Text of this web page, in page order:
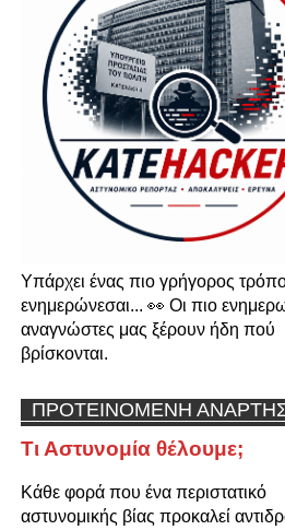
Υπάρχει ένας πιο γρήγορος
ενημερώνεσαι... 👀 Οι πιο
αναγνώστες μας ξέρουν ήδη πού
βρίσκονται.
ΠΡΟΤΕΙΝΟΜΕΝΗ
Τι Αστυνομία θέλουμε;
Κάθε φορά που ένα περιστατικό
αστυνομικής βίας προκαλεί